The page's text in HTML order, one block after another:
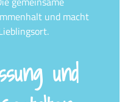
und macht
und